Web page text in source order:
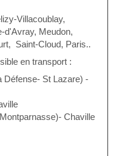
Villacoublay,
d'Avray, Meudon,
Saint-Cloud, Paris..
en transport :
Défense- St Lazare) -
Chaville